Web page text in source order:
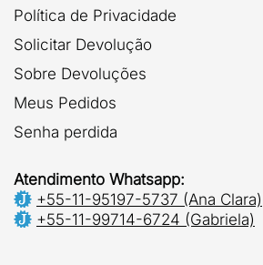
Política de Privacidade
Solicitar Devolução
Sobre Devoluções
Meus Pedidos
Senha perdida
Atendimento Whatsapp:
+55-11-95197-5737 (Ana Clara)
+55-11-99714-6724 (Gabriela)